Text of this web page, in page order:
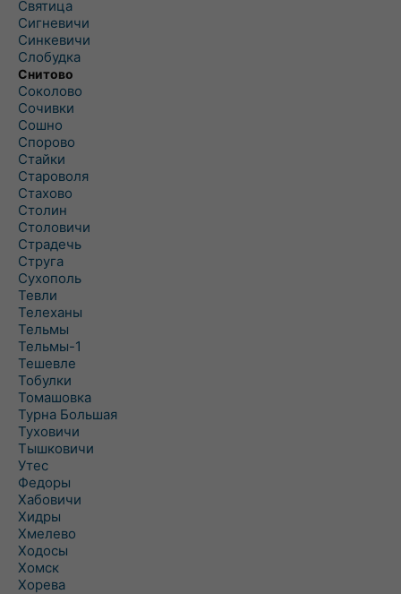
Святица
Сигневичи
Синкевичи
Слобудка
Снитово
Соколово
Сочивки
Сошно
Спорово
Стайки
Староволя
Стахово
Столин
Столовичи
Страдечь
Струга
Сухополь
Тевли
Телеханы
Тельмы
Тельмы-1
Тешевле
Тобулки
Томашовка
Турна Большая
Туховичи
Тышковичи
Утес
Федоры
Хабовичи
Хидры
Хмелево
Ходосы
Хомск
Хорева